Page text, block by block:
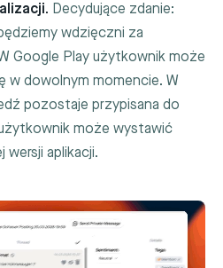
Decydujące zdanie:
wdzięczni za
Google Play użytkownik może
w dowolnym momencie. W
pozostaje przypisana do
może wystawić
aplikacji.